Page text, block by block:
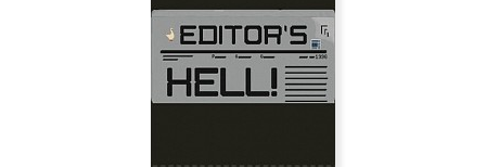
Eclipse: Edge of Light